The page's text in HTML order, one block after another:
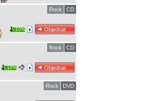
CD
Rock
10%
CD
Rock
10%
DVD
Rock